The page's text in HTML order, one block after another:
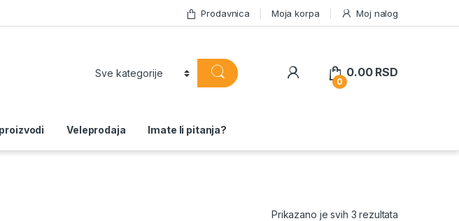
Prodavnica Moja korpa Moj nalog
0
0.00 RSD
Veleprodaja Imate li pitanja?
Prikazano je svih 3 rezultata